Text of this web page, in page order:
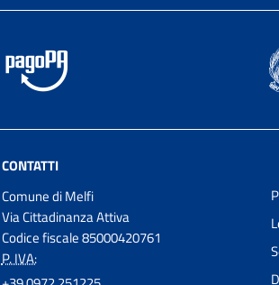
CONTATTI
Comune di Melfi
Via Cittadinanza Attiva
Codice fiscale 85000420761
P. IVA: